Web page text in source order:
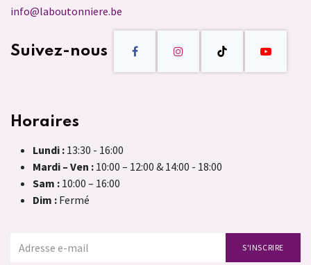
info@laboutonniere.be
Suivez-nous
Horaires
Lundi : 13:30 - 16:00
Mardi – Ven : 10:00 – 12:00 & 14:00 - 18:00
Sam : 10:00 – 16:00
Dim : Fermé
S'INSCRIRE